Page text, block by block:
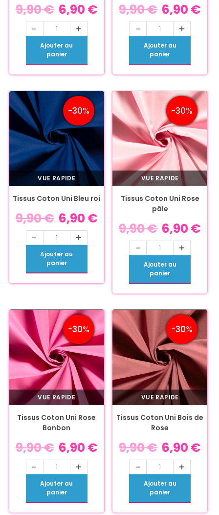
9,90€ 6,90 €
- +
Ajouter au
panier
9,90€ 6,90 €
- +
Ajouter au
panier
-30%
VUE RAPIDE
Tissus Coton Uni Bleu roi
9,90€ 6,90 €
- +
Ajouter au
panier
-30%
VUE RAPIDE
Tissus Coton Uni Rose
pâle
9,90€ 6,90 €
- +
Ajouter au
panier
-30%
VUE RAPIDE
Tissus Coton Uni Rose
Bonbon
9,90€ 6,90 €
- +
Ajouter au
panier
-30%
VUE RAPIDE
Tissus Coton Uni Bois de
Rose
9,90€ 6,90 €
- +
Ajouter au
panier